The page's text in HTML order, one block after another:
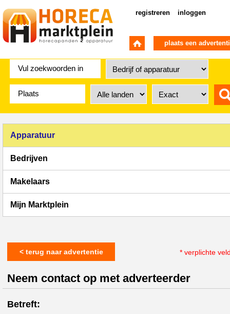
registreren inloggen
plaats een
Apparatuur
Bedrijven
Makelaars
Mijn Marktplein
< terug naar advertentie * verplichte
Neem contact op met adverteerder
Betreft: